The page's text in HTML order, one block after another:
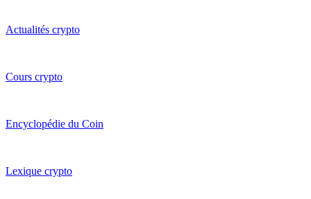
Actualités crypto
Cours crypto
Encyclopédie du Coin
Lexique crypto